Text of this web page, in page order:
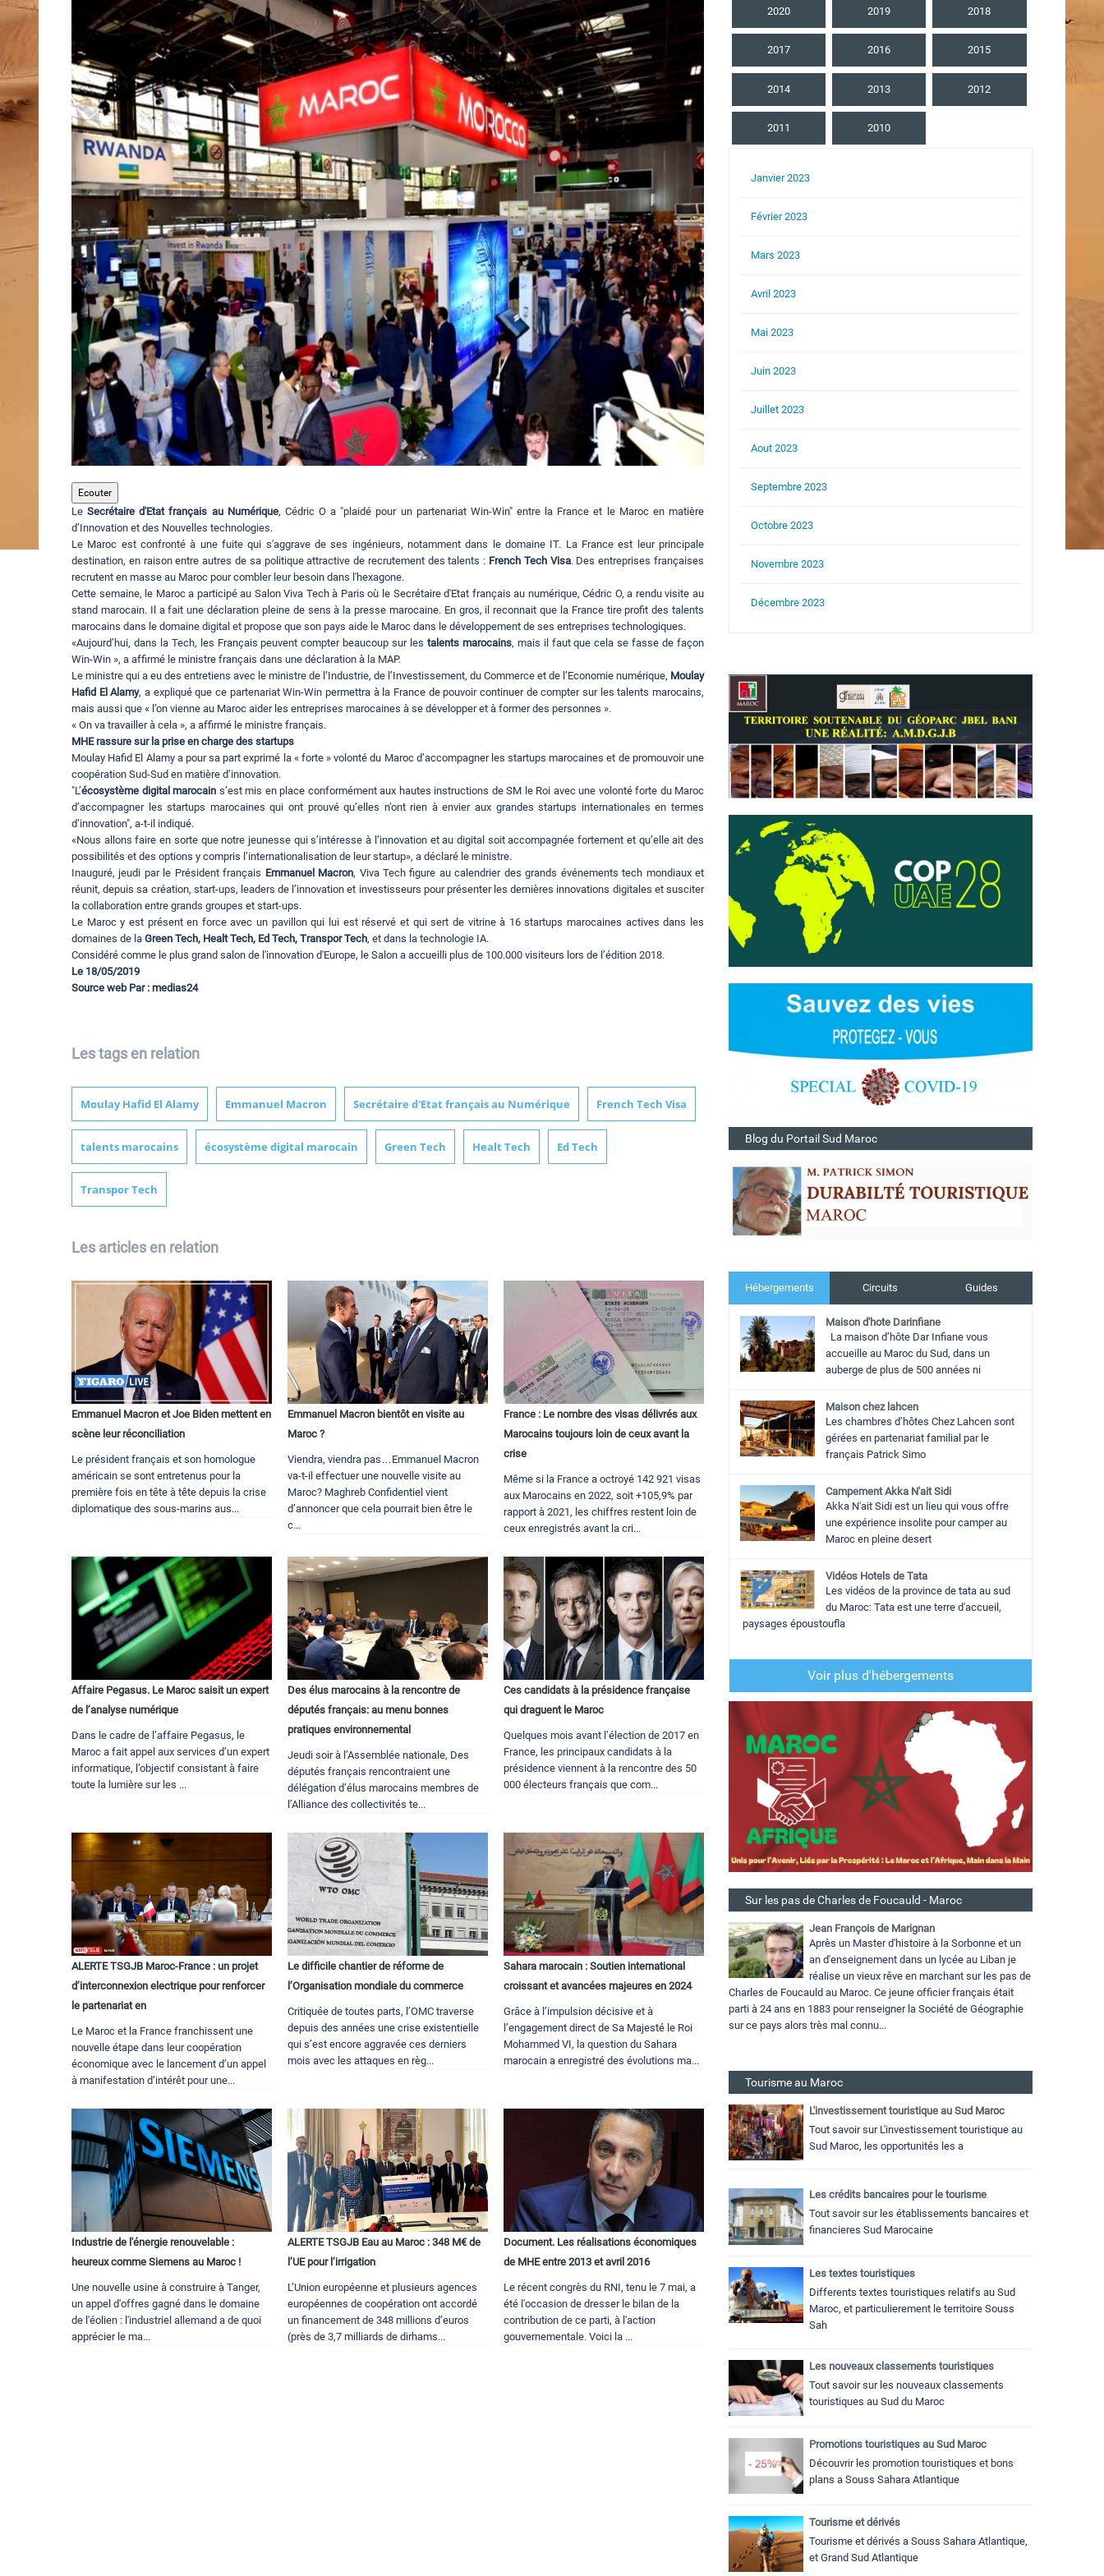
Ecouter
LeSecrétaire d'Etat français au Numérique, Cédric O a "plaidé pour un partenariat Win-Win" entre la France et le Maroc en matière
d’Innovation et des Nouvelles technologies.
Le Maroc est confronté à une fuite qui s'aggrave de ses ingénieurs, notamment dans le domaine IT. La France est leur principale
destination, en raison entre autres de sa politique attractive de recrutement des talents : French Tech Visa. Des entreprises françaises
recrutent en masse au Maroc pour combler leur besoin dans l'hexagone.
Cette semaine, le Maroc a participé au Salon Viva Tech à Paris où le Secrétaire d'Etat français au numérique, Cédric O, a rendu visite au
stand marocain. Il a fait une déclaration pleine de sens à la presse marocaine. En gros, il reconnait que la France tire profit des talents
marocains dans le domaine digital et propose que son pays aide le Maroc dans le développement de ses entreprises technologiques.
«Aujourd’hui, dans la Tech, les Français peuvent compter beaucoup sur les talents marocains, mais il faut que cela se fasse de façon
Win-Win », a affirmé le ministre français dans une déclaration à la MAP.
Le ministre qui a eu des entretiens avec le ministre de l’Industrie, de l’Investissement, du Commerce et de l’Economie numérique, Moulay
Hafid El Alamy, a expliqué que ce partenariat Win-Win permettra à la France de pouvoir continuer de compter sur les talents marocains,
mais aussi que « l’on vienne au Maroc aider les entreprises marocaines à se développer et à former des personnes ».
« On va travailler à cela », a affirmé le ministre français.
MHE rassure sur la prise en charge des startups
Moulay Hafid El Alamy a pour sa part exprimé la « forte » volonté du Maroc d’accompagner les startups marocaines et de promouvoir une
coopération Sud-Sud en matière d’innovation.
"L’écosystème digital marocain s’est mis en place conformément aux hautes instructions de SM le Roi avec une volonté forte du Maroc
d’accompagner les startups marocaines qui ont prouvé qu’elles n’ont rien à envier aux grandes startups internationales en termes
d’innovation", a-t-il indiqué.
«Nous allons faire en sorte que notre jeunesse qui s’intéresse à l’innovation et au digital soit accompagnée fortement et qu’elle ait des
possibilités et des options y compris l’internationalisation de leur startup», a déclaré le ministre.
Inauguré, jeudi par le Président français Emmanuel Macron, Viva Tech figure au calendrier des grands événements tech mondiaux et
réunit, depuis sa création, start-ups, leaders de l’innovation et investisseurs pour présenter les dernières innovations digitales et susciter
la collaboration entre grands groupes et start-ups.
Le Maroc y est présent en force avec un pavillon qui lui est réservé et qui sert de vitrine à 16 startups marocaines actives dans les
domaines de la Green Tech, Healt Tech, Ed Tech, Transpor Tech, et dans la technologie IA.
Considéré comme le plus grand salon de l'innovation d'Europe, le Salon a accueilli plus de 100.000 visiteurs lors de l’édition 2018.
Le 18/05/2019
Source web Par : medias24
Les tags en relation
Moulay Hafid El Alamy Emmanuel Macron Secrétaire d'Etat français au Numérique French Tech Visa
talents marocains écosystème digital marocain Green Tech Healt Tech Ed Tech
Transpor Tech
Les articles en relation
Emmanuel Macron et Joe Biden mettent en
scène leur réconciliation
Le président français et son homologue
américain se sont entretenus pour la
première fois en tête à tête depuis la crise
diplomatique des sous-marins aus...
Emmanuel Macron bientôt en visite au
Maroc ?
Viendra, viendra pas…Emmanuel Macron
va-t-il effectuer une nouvelle visite au
Maroc? Maghreb Confidentiel vient
d’annoncer que cela pourrait bien être le
c...
France : Le nombre des visas délivrés aux
Marocains toujours loin de ceux avant la
crise
Même si la France a octroyé 142 921 visas
aux Marocains en 2022, soit +105,9% par
rapport à 2021, les chiffres restent loin de
ceux enregistrés avant la cri...
Affaire Pegasus. Le Maroc saisit un expert
de l’analyse numérique
Dans le cadre de l’affaire Pegasus, le
Maroc a fait appel aux services d’un expert
informatique, l’objectif consistant à faire
toute la lumière sur les ...
Des élus marocains à la rencontre de
députés français: au menu bonnes
pratiques environnemental
Jeudi soir à l’Assemblée nationale, Des
députés français rencontraient une
délégation d’élus marocains membres de
l’Alliance des collectivités te...
Ces candidats à la présidence française
qui draguent le Maroc
Quelques mois avant l’élection de 2017 en
France, les principaux candidats à la
présidence viennent à la rencontre des 50
000 électeurs français que com...
ALERTE TSGJB Maroc-France : un projet
d’interconnexion electrique pour renforcer
le partenariat en
Le Maroc et la France franchissent une
nouvelle étape dans leur coopération
économique avec le lancement d’un appel
à manifestation d’intérêt pour une...
Le difficile chantier de réforme de
l’Organisation mondiale du commerce
Critiquée de toutes parts, l’OMC traverse
depuis des années une crise existentielle
qui s’est encore aggravée ces derniers
mois avec les attaques en règ...
Sahara marocain : Soutien international
croissant et avancées majeures en 2024
Grâce à l’impulsion décisive et à
l’engagement direct de Sa Majesté le Roi
Mohammed VI, la question du Sahara
marocain a enregistré des évolutions ma...
Industrie de l'énergie renouvelable :
heureux comme Siemens au Maroc !
Une nouvelle usine à construire à Tanger,
un appel d'offres gagné dans le domaine
de l'éolien : l'industriel allemand a de quoi
apprécier le ma...
ALERTE TSGJB Eau au Maroc : 348 M€ de
l’UE pour l’irrigation
L’Union européenne et plusieurs agences
européennes de coopération ont accordé
un financement de 348 millions d’euros
(près de 3,7 milliards de dirhams...
Document. Les réalisations économiques
de MHE entre 2013 et avril 2016
Le récent congrès du RNI, tenu le 7 mai, a
été l'occasion de dresser le bilan de la
contribution de ce parti, à l'action
gouvernementale. Voici la ...
2020 2019 2018
2017 2016 2015
2014 2013 2012
2011 2010
Janvier 2023
Février 2023
Mars 2023
Avril 2023
Mai 2023
Juin 2023
Juillet 2023
Aout 2023
Septembre 2023
Octobre 2023
Novembre 2023
Décembre 2023
Blog du Portail Sud Maroc
Hébergements Circuits Guides
Maison d'hote Darinfiane
La maison d’hôte Dar Infiane vous
accueille au Maroc du Sud, dans un
auberge de plus de 500 années ni
Maison chez lahcen
Les chambres d’hôtes Chez Lahcen sont
gérées en partenariat familial par le
français Patrick Simo
Campement Akka N'ait Sidi
Akka N'ait Sidi est un lieu qui vous offre
une expérience insolite pour camper au
Maroc en pleine desert
Vidéos Hotels de Tata
Les vidéos de la province de tata au sud
du Maroc: Tata est une terre d'accueil,
paysages époustoufla
Voir plus d'hébergements
Sur les pas de Charles de Foucauld - Maroc
Jean François de Marignan
Après un Master d'histoire à la Sorbonne et un
an d'enseignement dans un lycée au Liban je
réalise un vieux rêve en marchant sur les pas de
Charles de Foucauld au Maroc. Ce jeune officier français était
parti à 24 ans en 1883 pour renseigner la Société de Géographie
sur ce pays alors très mal connu...
Tourisme au Maroc
L'investissement touristique au Sud Maroc
Tout savoir sur L'investissement touristique au
Sud Maroc, les opportunités les a
Les crédits bancaires pour le tourisme
Tout savoir sur les établissements bancaires et
financieres Sud Marocaine
Les textes touristiques
Differents textes touristiques relatifs au Sud
Maroc, et particulierement le territoire Souss
Sah
Les nouveaux classements touristiques
Tout savoir sur les nouveaux classements
touristiques au Sud du Maroc
Promotions touristiques au Sud Maroc
Découvrir les promotion touristiques et bons
plans a Souss Sahara Atlantique
Tourisme et dérivés
Tourisme et dérivés a Souss Sahara Atlantique,
et Grand Sud Atlantique